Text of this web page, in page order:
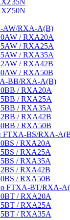
AW/RXA-A(B)
/ RXA20A
/ RXA25A
/ RXA35A
/ RXA42B
/ RXA50B
BB/RXA-A(B)
/ RXA20A
/ RXA25A
/ RXA35A
/ RXA42B
/ RXA50B
FTXA-BS/RXA-
/ RXA20A
/ RXA25A
/ RXA35A
/ RXA42B
/ RXA50B
FTXA-BT/RXA-
/ RXA20A
/ RXA25A
/ RXA35A